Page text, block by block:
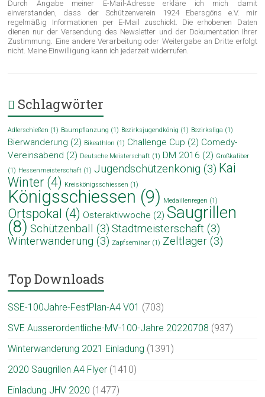
Durch Angabe meiner E-Mail-Adresse erkläre ich mich damit
einverstanden, dass der Schützenverein 1924 Ebersgöns e.V. mir
regelmäßig Informationen per E-Mail zuschickt. Die erhobenen Daten
dienen nur der Versendung des Newsletter und der Dokumentation Ihrer
Zustimmung. Eine andere Verarbeitung oder Weitergabe an Dritte erfolgt
nicht. Meine Einwilligung kann ich jederzeit widerrufen.
Schlagwörter
Adlerschießen (1) Baumpflanzung (1) Bezirksjugendkönig (1) Bezirksliga (1)
Bierwanderung (2) Bikeathlon (1) Challenge Cup (2) Comedy-
Vereinsabend (2) Deutsche Meisterschaft (1) DM 2016 (2) Großkaliber
(1) Hessenmeisterschaft (1) Jugendschützenkönig (3) Kai
Winter (4) Kreiskönigsschiessen (1)
Königsschiessen (9) Medaillenregen (1)
Ortspokal (4) Osteraktivwoche (2) Saugrillen
(8) Schützenball (3) Stadtmeisterschaft (3)
Winterwanderung (3) Zapfseminar (1) Zeltlager (3)
Top Downloads
SSE-100Jahre-FestPlan-A4 V01 (703)
SVE Ausserordentliche-MV-100-Jahre 20220708 (937)
Winterwanderung 2021 Einladung (1391)
2020 Saugrillen A4 Flyer (1410)
Einladung JHV 2020 (1477)